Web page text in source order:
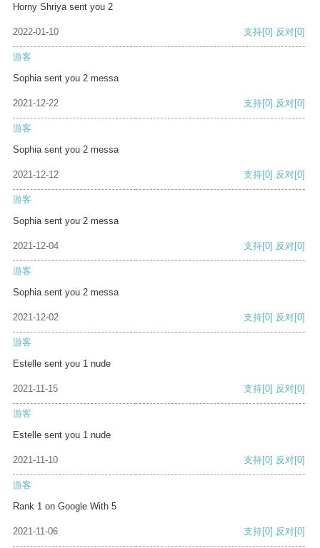
Horny Shriya sent you 2
2022-01-10 支持[0] 反对[0]
游客
Sophia sent you 2 messa
2021-12-22 支持[0] 反对[0]
游客
Sophia sent you 2 messa
2021-12-12 支持[0] 反对[0]
游客
Sophia sent you 2 messa
2021-12-04 支持[0] 反对[0]
游客
Sophia sent you 2 messa
2021-12-02 支持[0] 反对[0]
游客
Estelle sent you 1 nude
2021-11-15 支持[0] 反对[0]
游客
Estelle sent you 1 nude
2021-11-10 支持[0] 反对[0]
游客
Rank 1 on Google With 5
2021-11-06 支持[0] 反对[0]